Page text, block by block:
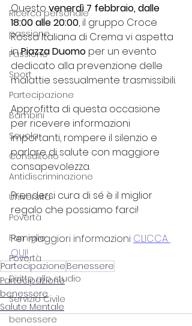
Ricerca personale
passione
Passione
Sport
Partecipazione
Bambini
Scuola
Consultorio
Antidiscriminazione
Università
Povertà
Famiglie
Povertà
Diritto allo studio
Servizio Civile
benessere
Questo venerdì 7 febbraio, dalle
18:00 alle 20:00, il gruppo Croce
Rossa Italiana di Crema vi aspetta
in Piazza Duomo per un evento
dedicato alla prevenzione delle
malattie sessualmente trasmissibili.
Approfitta di questa occasione
per ricevere informazioni
importanti, rompere il silenzio e
parlare di salute con maggiore
consapevolezza.
Prendersi cura di sé è il miglior
regalo che possiamo farci!
Per maggiori informazioni CLICCA
QUI!
Partecipazione Benessere
Partecipazione
benessere
Salute Mentale